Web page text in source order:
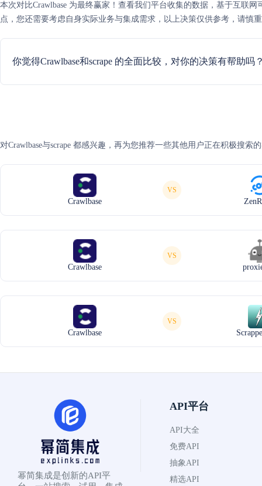
本次对比Crawlbase 为最终赢家！查看我们平台收集的数据，基于互联网
点，您还需要考虑自身实际业务与集成需求，以上决策仅供参考，请慎
你觉得Crawlbase和scrape 的全面比较，对你的决策有帮助吗
对Crawlbase与scrape 都感兴趣，再为您推荐一些其他用户正在积极搜索
Crawlbase
VS
Crawlbase
VS
Crawlbase
VS
幂简集成是创新的API平
API平台
API大全
免费API
抽象API
精选API